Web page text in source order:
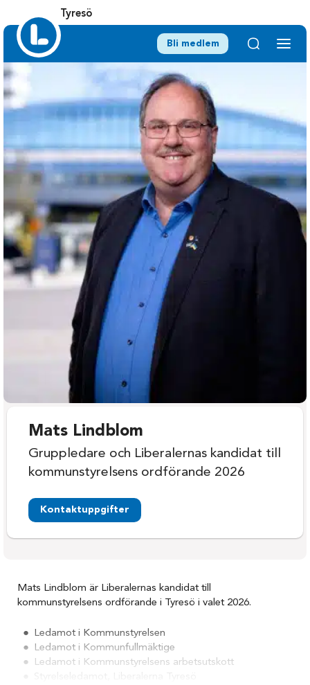
Tyresö
Bli medlem
Mats Lindblom
Gruppledare och Liberalernas kandidat till
kommunstyrelsens ordförande 2026
Kontaktuppgifter
Mats Lindblom är Liberalernas kandidat till
kommunstyrelsens ordförande i Tyresö i valet 2026.
Ledamot i Kommunstyrelsen
Ledamot i Kommunfullmäktige
Ledamot i Kommunstyrelsens arbetsutskott